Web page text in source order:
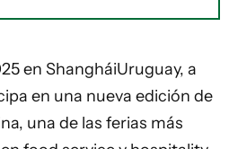
en ShangháiUruguay, a
en una nueva edición de
una de las ferias más